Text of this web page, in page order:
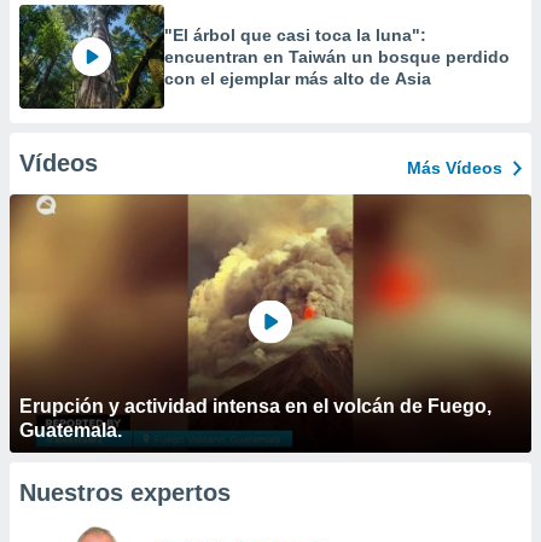
"El árbol que casi toca la luna":
encuentran en Taiwán un bosque perdido
con el ejemplar más alto de Asia
Vídeos Más Vídeos
Erupción y actividad intensa en el volcán de Fuego,
Guatemala.
Nuestros expertos